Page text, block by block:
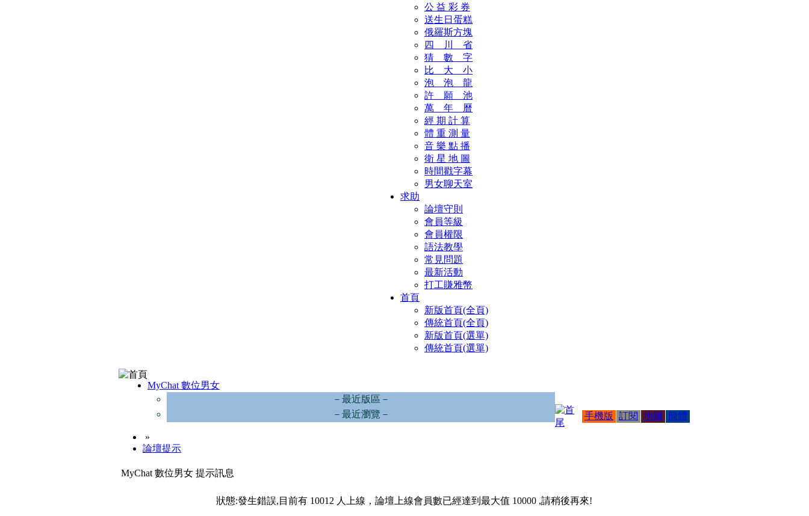
公 益 彩 券
送生日蛋糕
俄羅斯方塊
四 川 省
猜 數 字
比 大 小
泡 泡 龍
許 願 池
萬 年 曆
經 期 計 算
體 重 測 量
音 樂 點 播
衛 星 地 圖
時間戳字幕
男女聊天室
求助
論壇守則
會員等級
會員權限
語法教學
常見問題
最新活動
打工賺雅幣
首頁
新版首頁(全頁)
傳統首頁(全頁)
新版首頁(選單)
傳統首頁(選單)
MyChat 數位男女
－最近版區－
－最近瀏覽－
»
論壇提示
手機版 訂閱 地圖 簡體
MyChat 數位男女 提示訊息
狀態:發生錯誤,目前有 10012 人上線，論壇上線會員數已經達到最大值 10000 ,請稍後再來!